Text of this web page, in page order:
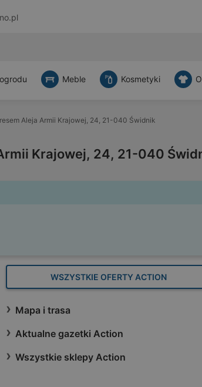
Meble Kosmetyki
Aleja Armii Krajowej, 24, 21-040 Świdnik
Krajowej, 24, 21-040
WSZYSTKIE OFERTY ACTION
Mapa i trasa
Aktualne gazetki Action
Wszystkie sklepy Action